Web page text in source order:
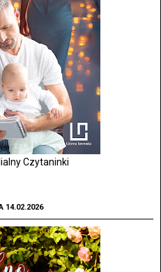
Czytaninki
14.02.2026